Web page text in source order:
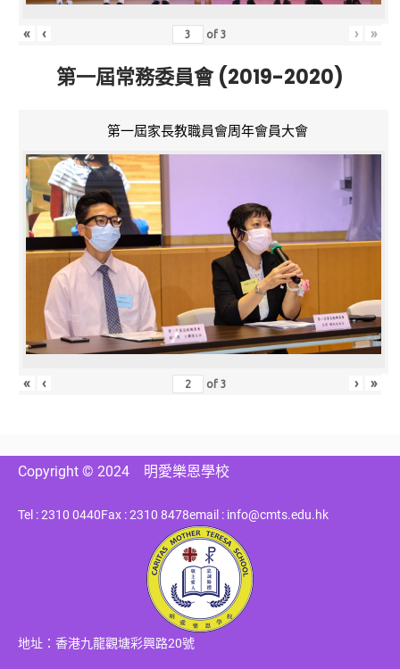
« ‹ of3 › »
第一屆常務委員會 (2019-2020)
第一屆家長教職員會周年會員大會
« ‹ of3 › »
Copyright © 2024 明愛樂恩學校
Tel : 2310 0440Fax : 2310 8478email : info@cmts.edu.hk
地址：香港九龍觀塘彩興路20號